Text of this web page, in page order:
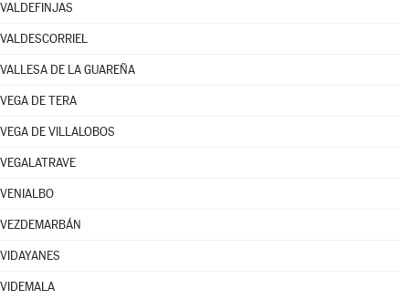
VALDEFINJAS
VALDESCORRIEL
VALLESA DE LA GUAREÑA
VEGA DE TERA
VEGA DE VILLALOBOS
VEGALATRAVE
VENIALBO
VEZDEMARBÁN
VIDAYANES
VIDEMALA